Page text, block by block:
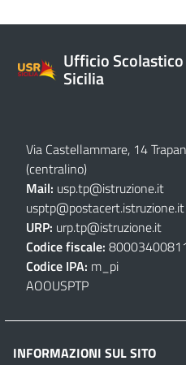
Ufficio
Sicilia
Via Castellammare, 14
(centralino)
Mail: usp.tp@istruzione.it
usptp@postacert.istruzione.it
URP: urp.tp@istruzione.it
Codice fiscale:
Codice IPA:
AOOUSPTP
INFORMAZIONI SUL SITO